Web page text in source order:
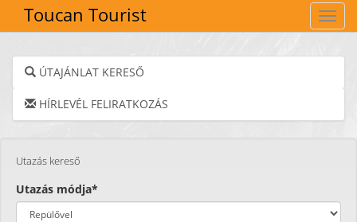
Toucan Tourist
ÚTAJÁNLAT KERESŐ
HÍRLEVÉL FELIRATKOZÁS
Utazás kereső
Utazás módja*